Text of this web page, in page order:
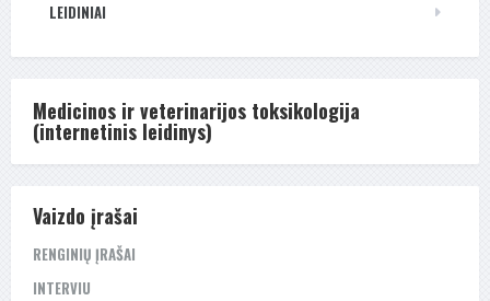
LEIDINIAI
Medicinos ir veterinarijos toksikologija
(internetinis leidinys)
Vaizdo įrašai
RENGINIŲ ĮRAŠAI
INTERVIU